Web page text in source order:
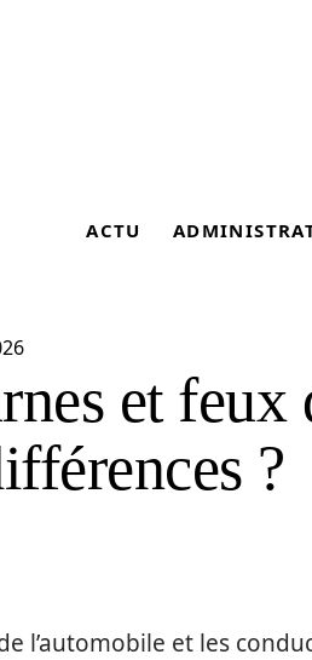
ACTU
et feux
?
l’automobile et les